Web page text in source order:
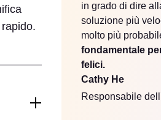
in grado di dire
soluzione più
molto più
fondamentale
felici.
Cathy He
Responsabile